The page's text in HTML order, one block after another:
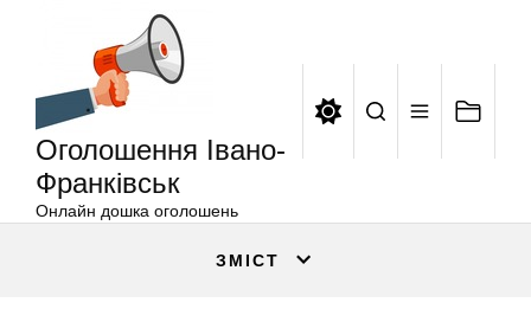
Оголошення Івано-
Франківськ
Онлайн дошка оголошень
ЗМІСТ